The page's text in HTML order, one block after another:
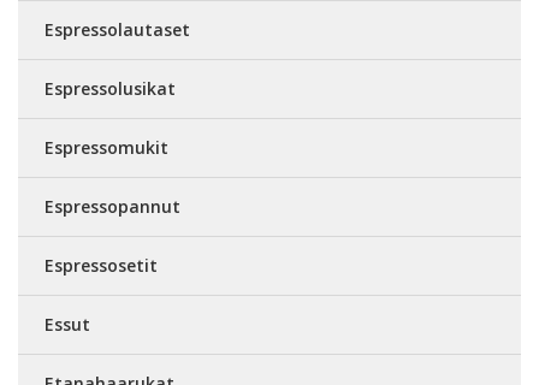
Espressolautaset
Espressolusikat
Espressomukit
Espressopannut
Espressosetit
Essut